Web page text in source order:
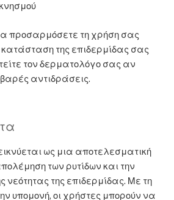
προσαρμόσετε τη χρήση σας
της επιδερμίδας σας
τον δερματολόγο σας αν
αντιδράσεις.
ως μια αποτελεσματική
των ρυτίδων και την
της επιδερμίδας. Με τη
υπομονή, οι χρήστες μπορούν να